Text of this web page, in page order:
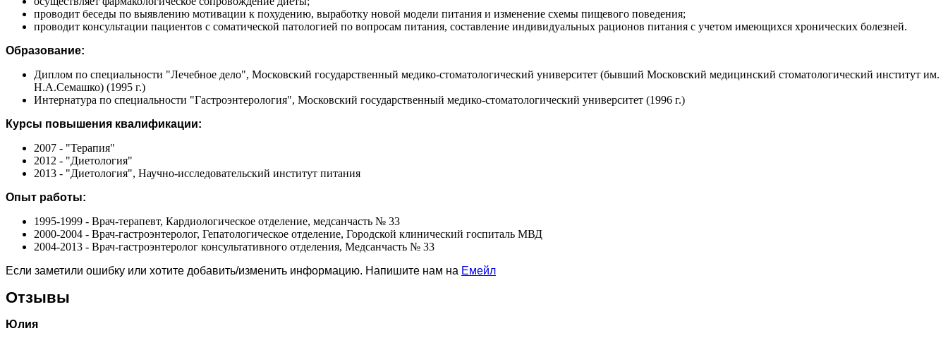
проводит беседы по выявлению мотивации к похудению, выработку новой модели питания и изменение схемы пищевого поведения;
проводит консультации пациентов с соматической патологией по вопросам питания, составление индивидуальных рационов питания с учетом имеющихся хронических болезней.
Образование:
Диплом по специальности "Лечебное дело", Московский государственный медико-стоматологический университет (бывший Московский медицинский стоматологический институт им.
Н.А.Семашко) (1995 г.)
Интернатура по специальности "Гастроэнтерология", Московский государственный медико-стоматологический университет (1996 г.)
Курсы повышения квалификации:
2007 - "Терапия"
2012 - "Диетология"
2013 - "Диетология", Научно-исследовательский институт питания
Опыт работы:
1995-1999 - Врач-терапевт, Кардиологическое отделение, медсанчасть № 33
2000-2004 - Врач-гастроэнтеролог, Гепатологическое отделение, Городской клинический госпиталь МВД
2004-2013 - Врач-гастроэнтеролог консультативного отделения, Медсанчасть № 33
Если заметили ошибку или хотите добавить/изменить информацию. Напишите нам на Емейл
Отзывы
Юлия